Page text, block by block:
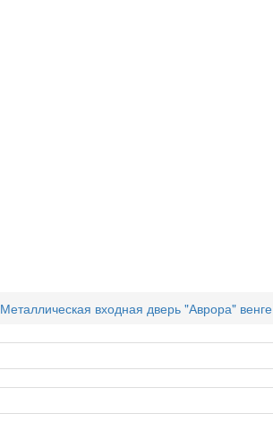
Металлическая входная дверь "Аврора" венге